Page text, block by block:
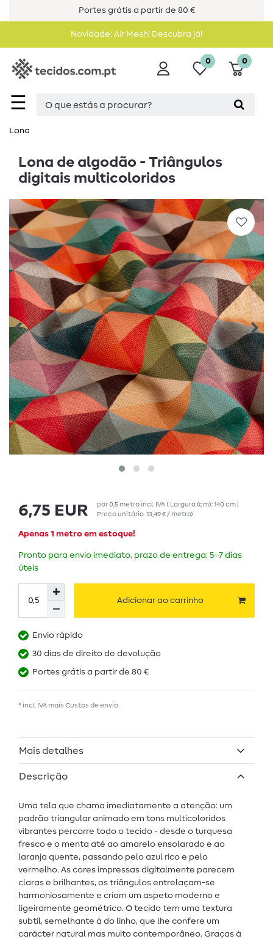
Portes grátis a partir de 80 €
Novidade: Air Mesh! Descubra já!
☰
0 0
Lona
Lona de algodão - Triângulos
digitais multicoloridos
6,75 EUR por0,5 metro incl. IVA( Largura (cm): 140 cm |
Preço unitário 13,49 € / metro)
Apenas 1 metro em estoque!
Pronto para envio imediato, prazo de entrega: 5–7 dias
úteis
Adicionar ao carrinho
Envio rápido
30 dias de direito de devolução
Portes grátis a partir de 80 €
* incl. IVA mais Custos de envio
Mais detalhes
Descrição
Uma tela que chama imediatamente a atenção: um
padrão triangular animado em tons multicoloridos
vibrantes percorre todo o tecido - desde o turquesa
fresco e o menta até ao amarelo ensolarado e ao
laranja quente, passando pelo azul rico e pelo
vermelho. As cores impressas digitalmente parecem
claras e brilhantes, os triângulos entrelaçam-se
harmoniosamente e criam um aspeto moderno e
ligeiramente geométrico. O tecido tem uma textura
subtil, semelhante à do linho, que lhe confere um
carácter natural mas muito contemporâneo. Graças à